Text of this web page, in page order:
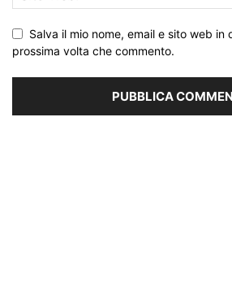
Salva il mio nome, email e sito web in
prossima volta che commento.